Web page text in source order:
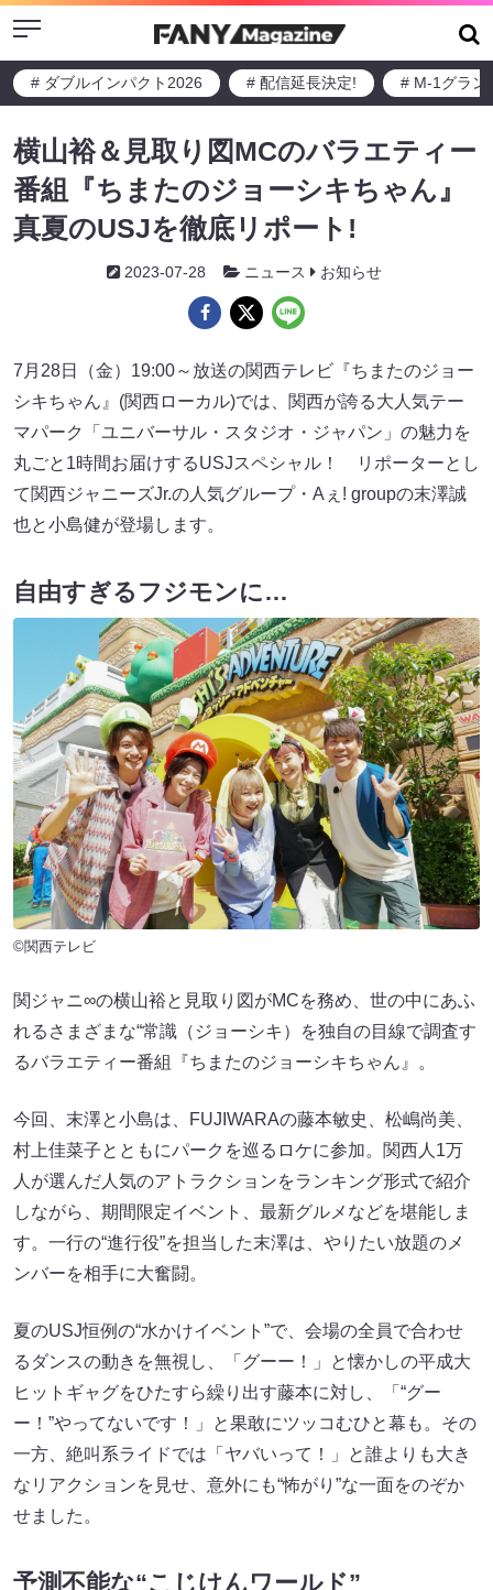
Menu
# ダブルインパクト2026 # 配信延長決定! # M-1グラン
横山裕＆見取り図MCのバラエティー
番組『ちまたのジョーシキちゃん』
真夏のUSJを徹底リポート!
2023-07-28 ニュース お知らせ
7月28日（金）19:00～放送の関西テレビ『ちまたのジョー
シキちゃん』(関西ローカル)では、関西が誇る大人気テー
マパーク「ユニバーサル・スタジオ・ジャパン」の魅力を
丸ごと1時間お届けするUSJスペシャル！ リポーターとし
て関西ジャニーズJr.の人気グループ・Aぇ! groupの末澤誠
也と小島健が登場します。
自由すぎるフジモンに…
©関西テレビ
関ジャニ∞の横山裕と見取り図がMCを務め、世の中にあふ
れるさまざまな“常識（ジョーシキ）を独自の目線で調査す
るバラエティー番組『ちまたのジョーシキちゃん』。
今回、末澤と小島は、FUJIWARAの藤本敏史、松嶋尚美、
村上佳菜子とともにパークを巡るロケに参加。関西人1万
人が選んだ人気のアトラクションをランキング形式で紹介
しながら、期間限定イベント、最新グルメなどを堪能しま
す。一行の“進行役”を担当した末澤は、やりたい放題のメ
ンバーを相手に大奮闘。
夏のUSJ恒例の“水かけイベント”で、会場の全員で合わせ
るダンスの動きを無視し、「グーー！」と懐かしの平成大
ヒットギャグをひたすら繰り出す藤本に対し、「“グー
ー！”やってないです！」と果敢にツッコむひと幕も。その
一方、絶叫系ライドでは「ヤバいって！」と誰よりも大き
なリアクションを見せ、意外にも“怖がり”な一面をのぞか
せました。
予測不能な“こじけんワールド”